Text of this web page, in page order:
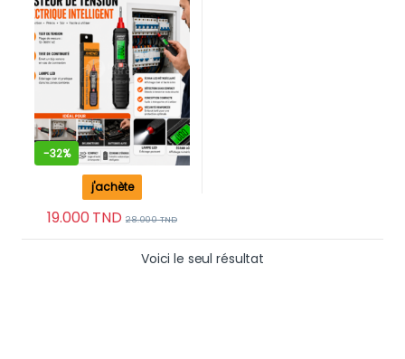
-32%
19.000TND 28.000TND
j'achète
Voici le seul résultat